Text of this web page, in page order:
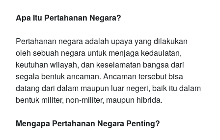
Apa Itu Pertahanan Negara?
Pertahanan negara adalah upaya yang dilakukan
oleh sebuah negara untuk menjaga kedaulatan,
keutuhan wilayah, dan keselamatan bangsa dari
segala bentuk ancaman. Ancaman tersebut bisa
datang dari dalam maupun luar negeri, baik itu dalam
bentuk militer, non-militer, maupun hibrida.
Mengapa Pertahanan Negara Penting?